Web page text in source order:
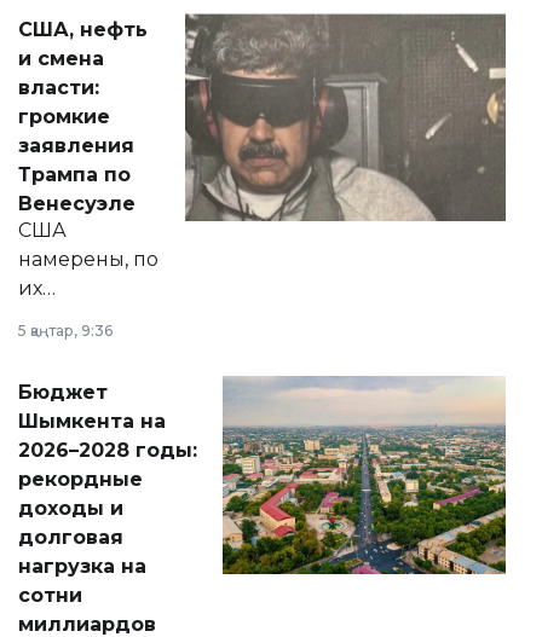
актуальных тем —
от слухов о
политических
реформах до
вопросов армии,
экономики и
личного здоровья.
США, нефть
и смена
власти:
громкие
заявления
Трампа по
Венесуэле
США
намерены, по
их
принести
народу
Венесуэлы.
5 қаңтар, 9:36
Бюджет
Шымкента на
2026–2028 годы:
рекордные
доходы и
долговая
нагрузка на
сотни
миллиардов